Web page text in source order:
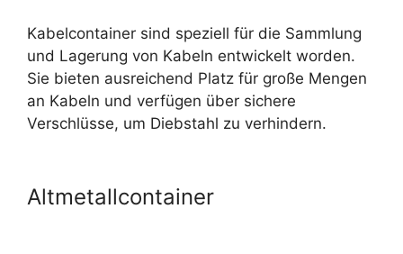
Kabelcontainer sind speziell für die Sammlung
und Lagerung von Kabeln entwickelt worden.
Sie bieten ausreichend Platz für große Mengen
an Kabeln und verfügen über sichere
Verschlüsse, um Diebstahl zu verhindern.
Altmetallcontainer